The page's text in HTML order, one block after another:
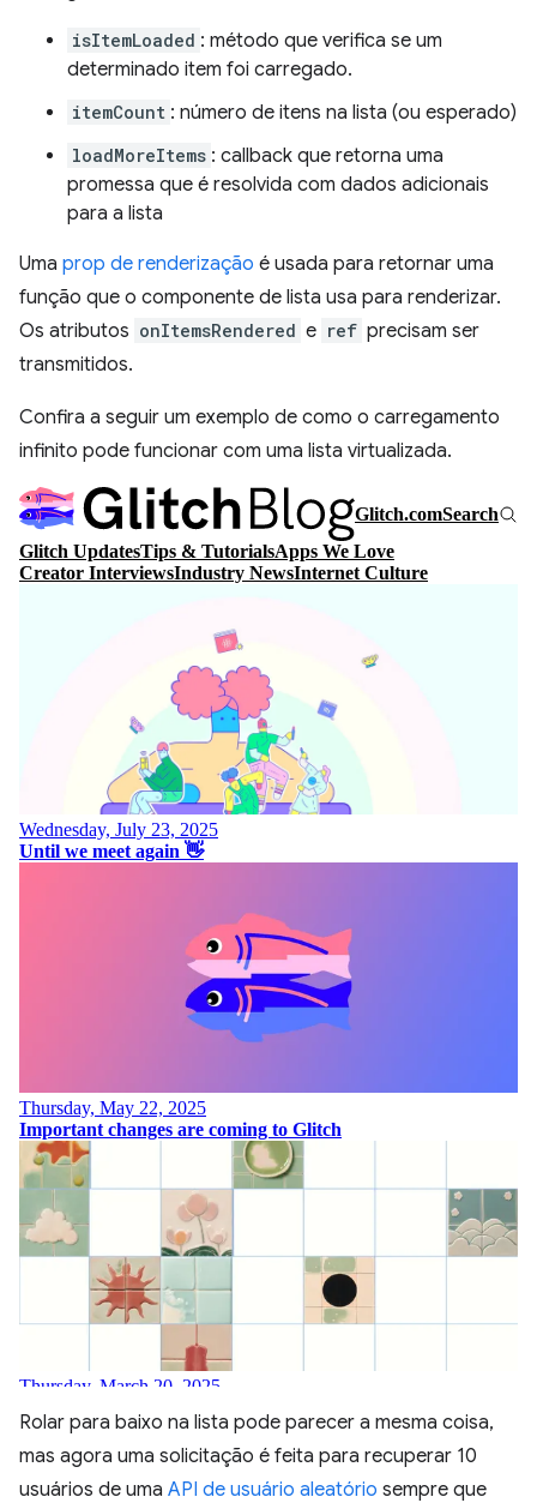
isItemLoaded : método que verifica se um
determinado item foi carregado.
itemCount : número de itens na lista (ou esperado)
loadMoreItems : callback que retorna uma
promessa que é resolvida com dados adicionais
para a lista
Uma prop de renderização é usada para retornar uma
função que o componente de lista usa para renderizar.
Os atributos onItemsRendered e ref precisam ser
transmitidos.
Confira a seguir um exemplo de como o carregamento
infinito pode funcionar com uma lista virtualizada.
Rolar para baixo na lista pode parecer a mesma coisa,
mas agora uma solicitação é feita para recuperar 10
usuários de uma API de usuário aleatório sempre que